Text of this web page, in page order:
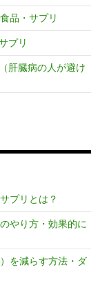
品・サプリ
プリ
肝臓病の人が避け
プリとは？
やり方・効果的に
を減らす方法・ダ